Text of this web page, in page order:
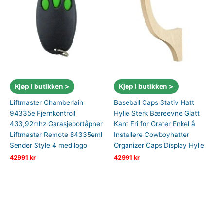
Kjøp i butikken >
Liftmaster Chamberlain
94335e Fjernkontroll
433,92mhz Garasjeportåpner
Liftmaster Remote 84335eml
Sender Style 4 med logo
42991 kr
Kjøp i butikken >
Baseball Caps Stativ Hatt
Hylle Sterk Bæreevne Glatt
Kant Fri for Grater Enkel å
Installere Cowboyhatter
Organizer Caps Display Hylle
42991 kr